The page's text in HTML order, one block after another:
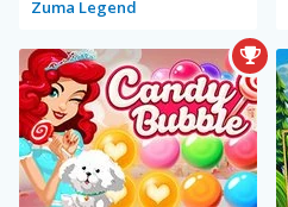
Zuma Legend